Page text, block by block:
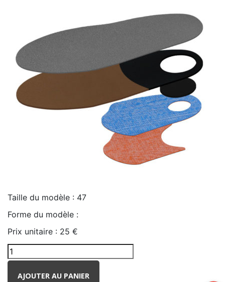
Taille du modèle : 47
Forme du modèle :
Prix unitaire : 25 €
AJOUTER AU PANIER